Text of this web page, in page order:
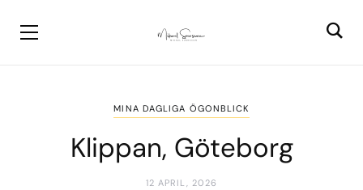
MINA DAGLIGA ÖGONBLICK
Klippan, Göteborg
12 APRIL, 2026